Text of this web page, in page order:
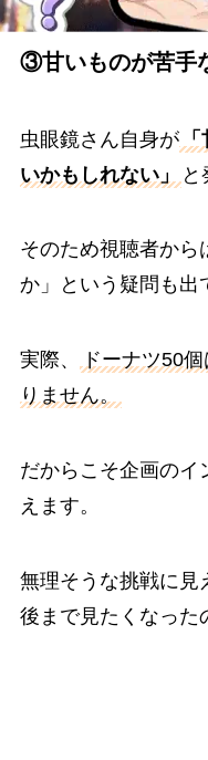
③甘いものが苦手
虫眼鏡さん自身が
いかもしれない」
と
そのため視聴者から
か」という疑問も出
実際、
ドーナツ50
りません。
だからこそ企画のイ
えます。
無理そうな挑戦に見
後まで見たくなった